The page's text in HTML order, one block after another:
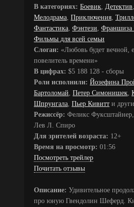
В категориях: Боевик Детектив
Мелодрама Приключения
Фантастика Фэнтези Франшиза
Фильмы для всей семьи
Слоган: «Любовь будет вечной,
повелитель времени»
В цифрах: $5 188 128 - сборы
Роли исполнили: Йозефина
Бартоломай Петер Симонишек
Шпрунгала Пьер Кивитт и
Режиссёр: Феликс
Лев Л. Спиро
Для зрителей возраста: 12+
Время на просмотр: 01:56
Посмотреть трейлер
Почитать отзывы
Описание: Удивительное
про юную Гвендолин Шеферд.